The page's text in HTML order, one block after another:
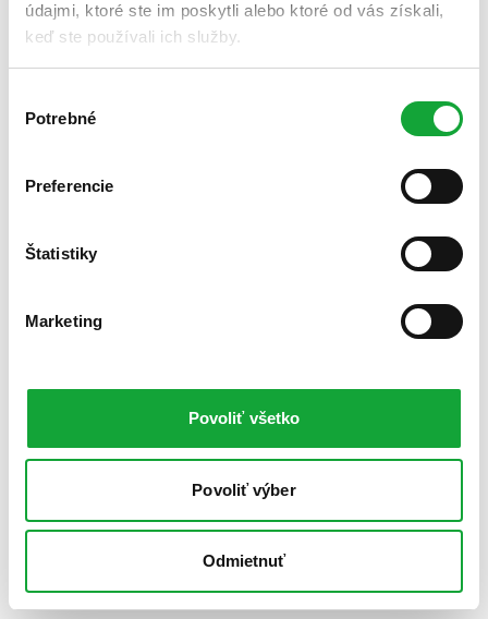
údajmi, ktoré ste im poskytli alebo ktoré od vás získali,
keď ste používali ich služby.
súhlasu
Potrebné
Preferencie
Štatistiky
Marketing
Povoliť všetko
Povoliť výber
Odmietnuť